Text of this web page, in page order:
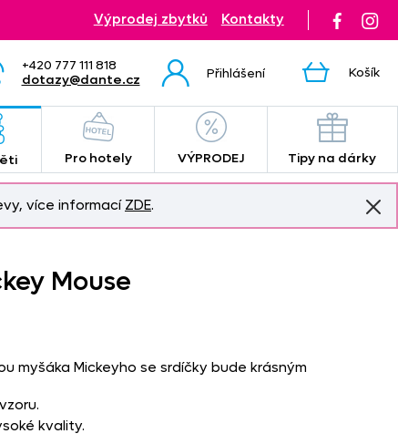
+420 777 111 818
dotazy@dante.cz
Přihlášení Košík
Výprodej zbytků Kontakty
Pro hotely VÝPRODEJ Tipy na dárky
více informací ZDE.
Mouse
myšáka Mickeyho se srdíčky bude krásným
kvality.